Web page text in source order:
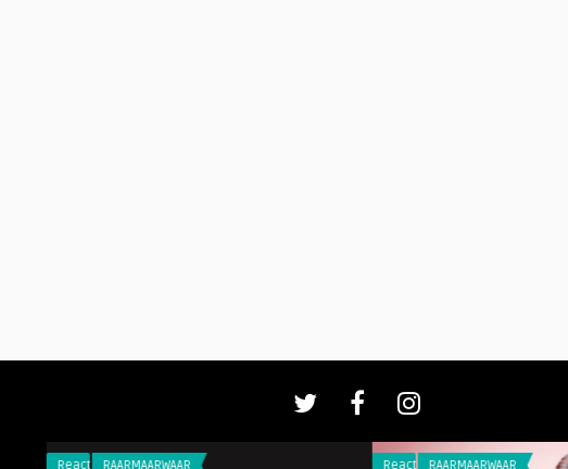
RAARMAARWAAR RAARMAARWAAR